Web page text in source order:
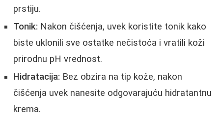
prstiju.
Tonik: Nakon čišćenja, uvek koristite tonik kako
biste uklonili sve ostatke nečistoća i vratili koži
prirodnu pH vrednost.
Hidratacija: Bez obzira na tip kože, nakon
čišćenja uvek nanesite odgovarajuću hidratantnu
krema.